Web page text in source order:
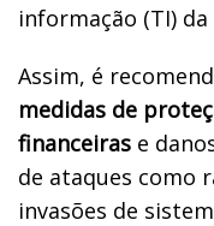
informação (TI)
Assim, é
medidas de
financeiras e
de ataques como
invasões de